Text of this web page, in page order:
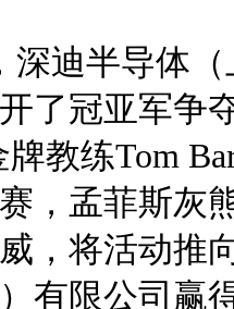
迪半导体（
了冠亚军争
教练Tom
，孟菲斯灰
，将活动推
有限公司赢